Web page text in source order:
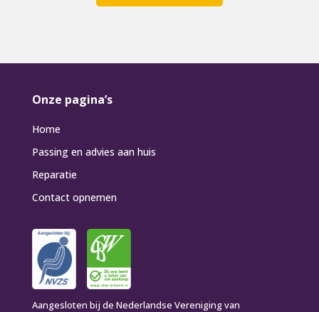
Onze pagina’s
Home
Passing en advies aan huis
Reparatie
Contact opnemen
Aangesloten bij de Nederlandse Vereniging van